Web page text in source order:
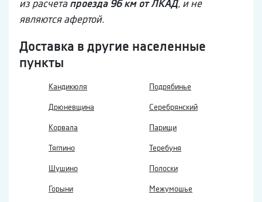
из расчетапроезда 96 км от ЛКАД, и не
являются афертой.
Доставка в другие населенные
пункты
Кандикюля Подрябинье
Дрюневщина Серебрянский
Корвала Парищи
Тяглино Теребуня
Шушино Полоски
Горыни Межумошье